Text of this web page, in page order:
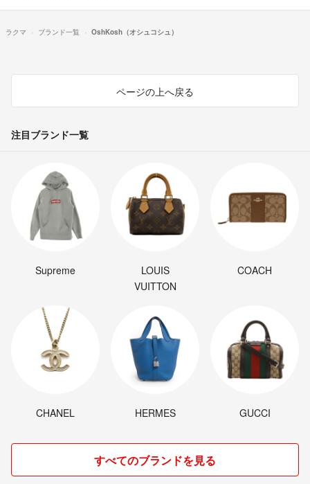
ラクマ ブランド一覧 OshKosh（オシュコシュ）
ページの上へ戻る
注目ブランド一覧
Supreme
LOUIS
VUITTON
COACH
CHANEL HERMES GUCCI
すべてのブランドを見る